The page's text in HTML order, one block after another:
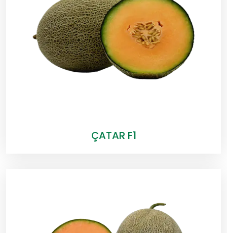
ÇATAR F1